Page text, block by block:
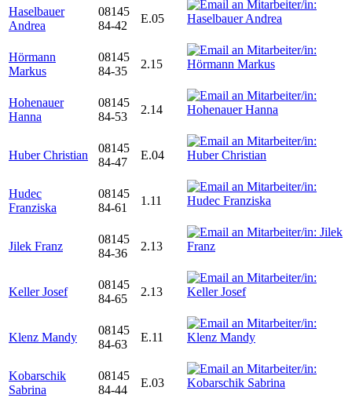
Haselbauer
Andrea
08145
84-42
E.05
Hörmann
Markus
08145
84-35
2.15
Hohenauer
Hanna
08145
84-53
2.14
Huber Christian
08145
84-47
E.04
Hudec
Franziska
08145
84-61
1.11
Jilek Franz
08145
84-36
2.13
Keller Josef
08145
84-65
2.13
Klenz Mandy
08145
84-63
E.11
Kobarschik
Sabrina
08145
84-44
E.03